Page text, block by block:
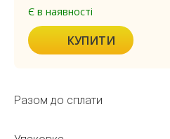
Є в наявності
КУПИТИ
Разом до сплати